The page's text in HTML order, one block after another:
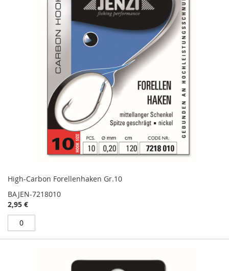
High-Carbon Forellenhaken Gr.10
BAJEN-7218010
2,95 €